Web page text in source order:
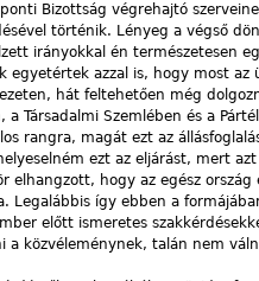
Bizottság végrehajtó
történik. Lényeg a végső
irányokkal én természetesen
egyetértek azzal is, hogy most
hát feltehetően még
a Társadalmi Szemlében és a
rangra, magát ezt az
ezt az eljárást, mert
elhangzott, hogy az egész ország
Legalábbis így ebben a
előtt ismeretes
közvéleménynek, talán nem